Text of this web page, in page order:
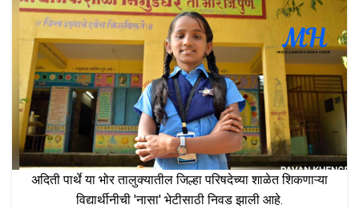
अदिती पार्थे या भोर तालुक्यातील जिल्हा परिषदेच्या शाळेत शिकणाऱ्या
विद्यार्थीनीची 'नासा' भेटीसाठी निवड झाली आहे.